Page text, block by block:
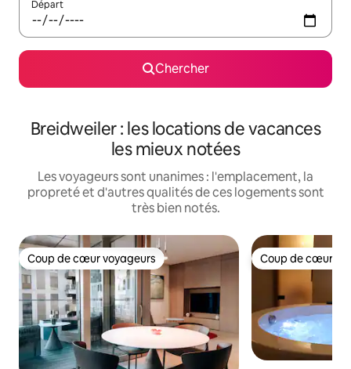
Départ
Chercher
Breidweiler : les locations de vacances
les mieux notées
Les voyageurs sont unanimes : l'emplacement, la
propreté et d'autres qualités de ces logements sont
très bien notés.
Coup de cœur voyageurs
Coup de cœur voyageurs Coup de cœur
Coup de cœur